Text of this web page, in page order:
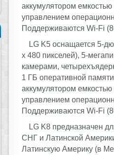
аккумулятором
управлением
Поддерживаются Wi-Fi
LG K5 оснащается 5-
x 480 пикселей), 5-
камерами,
1 ГБ оперативной
аккумулятором
управлением
Поддерживаются Wi-Fi
LG K8 предназначен
СНГ и Латинской
Латинскую Америку (в